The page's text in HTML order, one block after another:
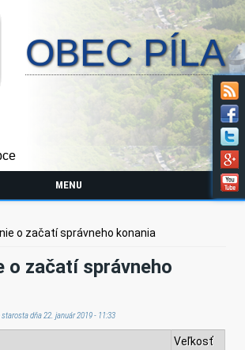
OBEC PÍLA
MENU
sa tu
o začatí správneho konania
o začatí správneho
starostadňa 22. január 2019 - 11:33
Veľkosť